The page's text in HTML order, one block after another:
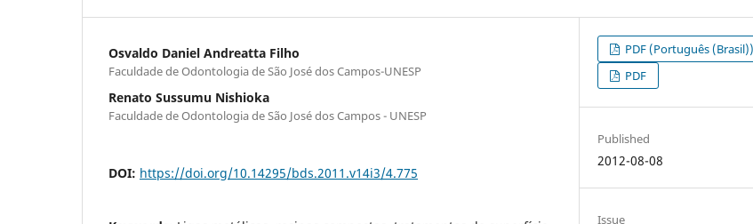
Osvaldo Daniel Andreatta Filho
Faculdade de Odontologia de São José dos Campos-UNESP
Renato Sussumu Nishioka
Faculdade de Odontologia de São José dos Campos - UNESP
DOI: https://doi.org/10.14295/bds.2011.v14i3/4.775
PDF (Português (Brasil))
PDF
Published
2012-08-08
Issue